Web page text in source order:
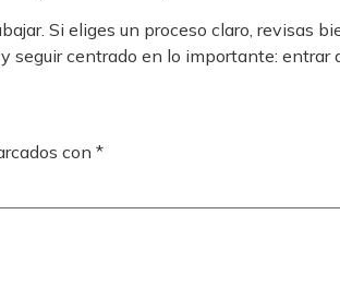
Si eliges un proceso claro, revisas
centrado en lo importante: entrar
con *